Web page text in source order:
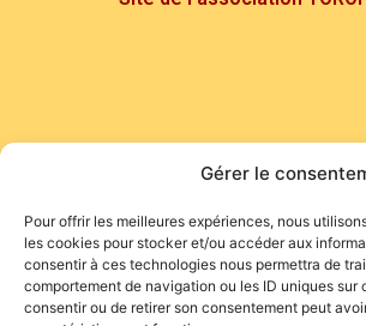
Gérer le
Pour offrir les meilleures expériences, nous
les cookies pour stocker et/ou accéder aux
consentir à ces technologies nous permettra de
comportement de navigation ou les ID uniques sur
consentir ou de retirer son consentement peut